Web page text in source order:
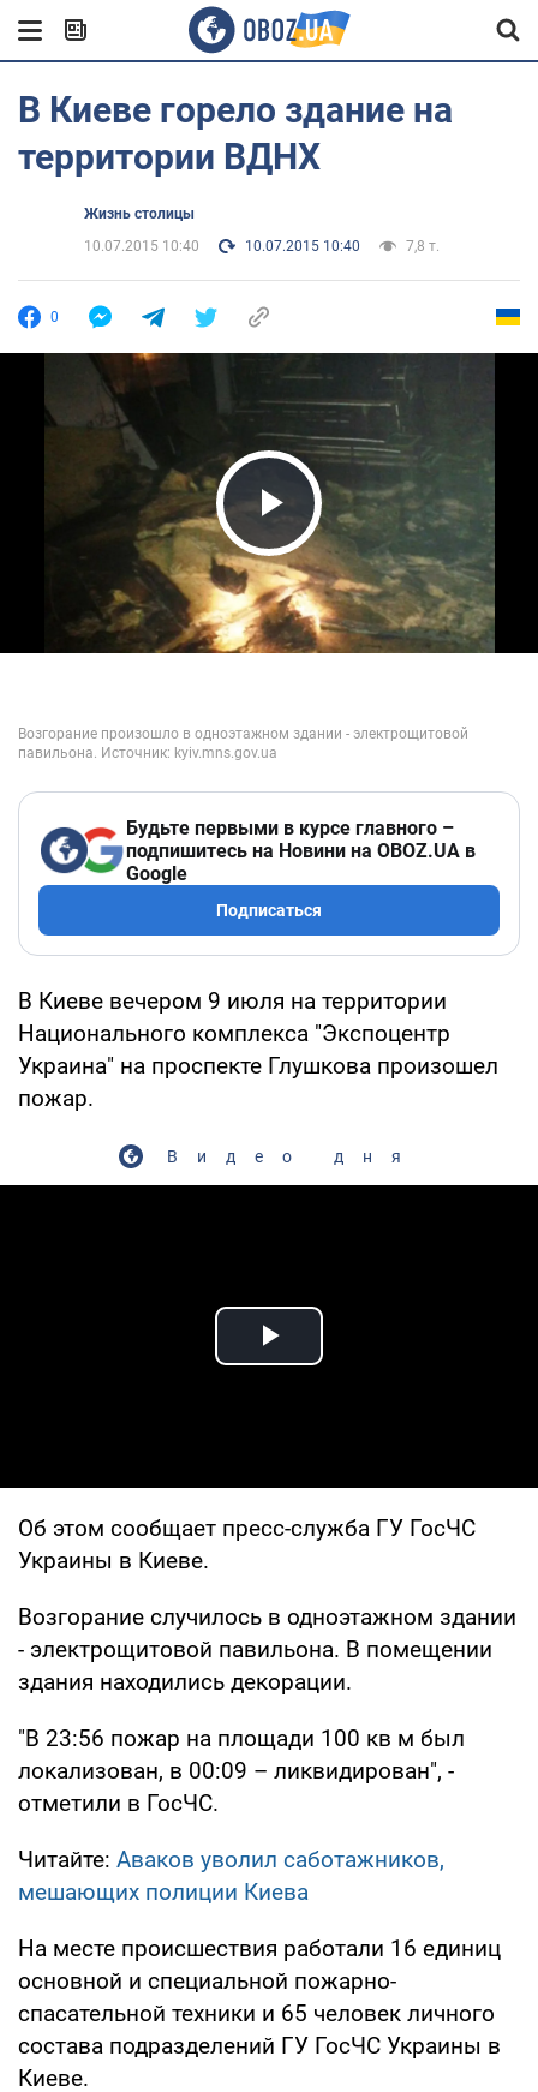
В Киеве горело здание на
территории ВДНХ
Жизнь столицы
10.07.2015 10:40
10.07.2015 10:40 7,8 т.
0
Play Video
Будьте первыми в курсе главного –
подпишитесь на Новини на OBOZ.UA в
Google
Подписаться
В Киеве вечером 9 июля на территории
Национального комплекса "Экспоцентр
Украина" на проспекте Глушкова произошел
пожар.
Видео дня
Play Video
Об этом сообщает пресс-служба ГУ ГосЧС
Украины в Киеве.
Возгорание случилось в одноэтажном здании
- электрощитовой павильона. В помещении
здания находились декорации.
"В 23:56 пожар на площади 100 кв м был
локализован, в 00:09 – ликвидирован", -
отметили в ГосЧС.
Читайте: Аваков уволил саботажников,
мешающих полиции Киева
На месте происшествия работали 16 единиц
основной и специальной пожарно-
спасательной техники и 65 человек личного
состава подразделений ГУ ГосЧС Украины в
Киеве.